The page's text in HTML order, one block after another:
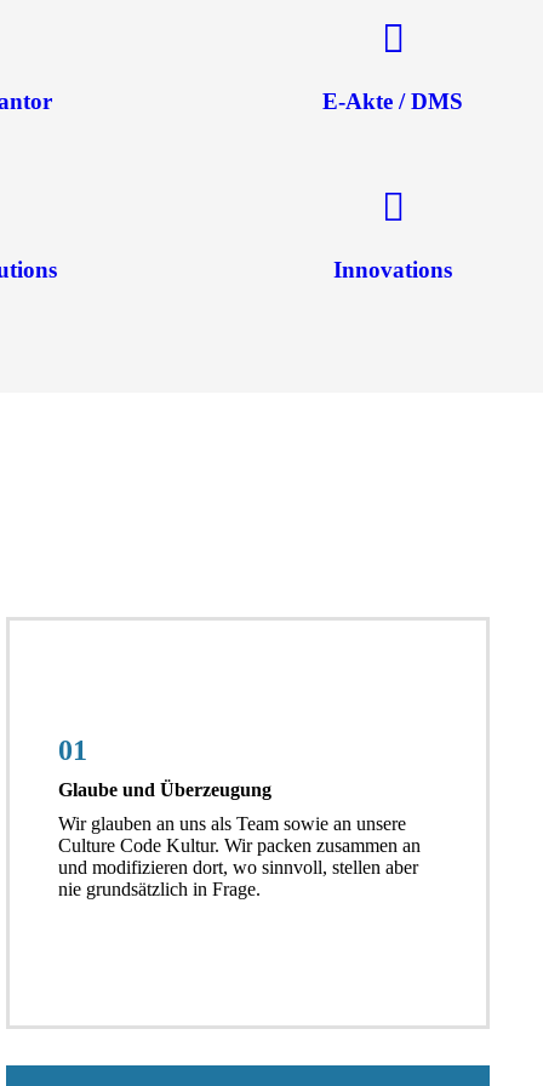
E-Akte / DMS
Innovations
01
Glaube und Überzeugung
Wir glauben an uns als Team sowie an unsere
Culture Code Kultur. Wir packen zusammen an
und modifizieren dort, wo sinnvoll, stellen aber
nie grundsätzlich in Frage.